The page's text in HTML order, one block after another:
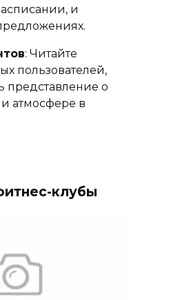
и
: Читайте
пользователей,
представление о
и атмосфере в
клубы